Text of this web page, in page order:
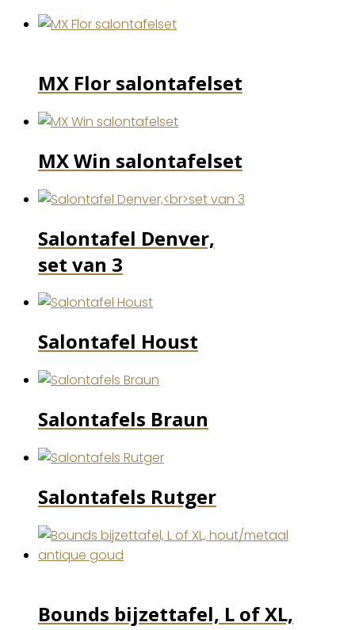
MX Flor salontafelset
MX Win salontafelset
Salontafel Denver,
set van 3
Salontafel Houst
Salontafels Braun
Salontafels Rutger
Bounds bijzettafel, L of XL,